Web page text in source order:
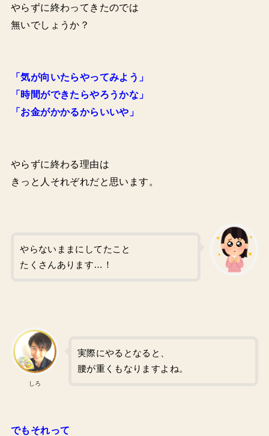
やらずに終わってきたのでは
無いでしょうか？
「気が向いたらやってみよう」
「時間ができたらやろうかな」
「お金がかかるからいいや」
やらずに終わる理由は
きっと人それぞれだと思います。
やらないままにしてたこと
たくさんあります…！
しろ
実際にやるとなると、
腰が重くもなりますよね。
でもそれって